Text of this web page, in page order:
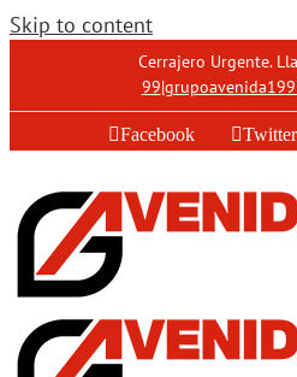
Skip to content
Cerrajero Urgente.
99|
Facebook Twitter